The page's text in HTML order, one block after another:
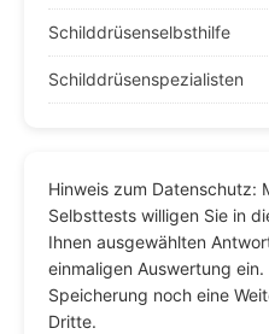
Schilddrüsenselbsthilfe
Schilddrüsenspezialisten
Hinweis zum Datenschutz:
Selbsttests willigen Sie in
Ihnen ausgewählten
einmaligen Auswertung
Speicherung noch eine
Dritte.